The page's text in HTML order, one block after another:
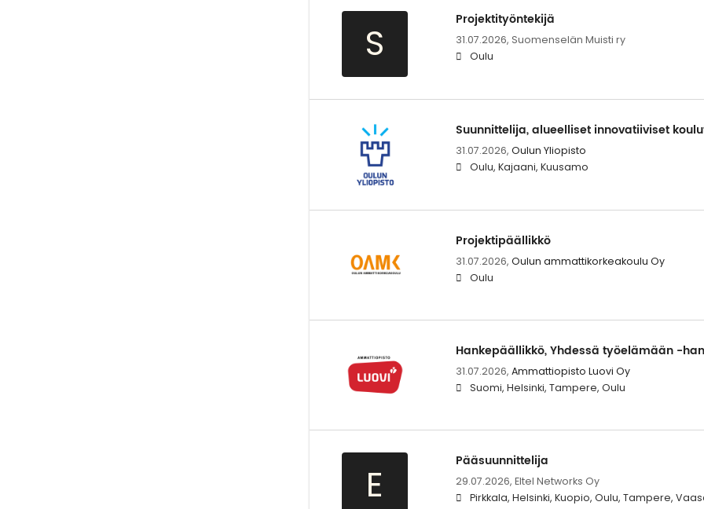
S
Projektityöntekijä
31.07.2026, Suomenselän Muisti ry
Oulu
Suunnittelija, alueelliset innovatiiviset
31.07.2026, Oulun Yliopisto
Oulu, Kajaani, Kuusamo
Projektipäällikkö
31.07.2026, Oulun ammattikorkeakoulu Oy
Oulu
Hankepäällikkö, Yhdessä työelämään -
31.07.2026, Ammattiopisto Luovi Oy
Suomi, Helsinki, Tampere, Oulu
E
Pääsuunnittelija
29.07.2026, Eltel Networks Oy
Pirkkala, Helsinki, Kuopio, Oulu, Tampere,